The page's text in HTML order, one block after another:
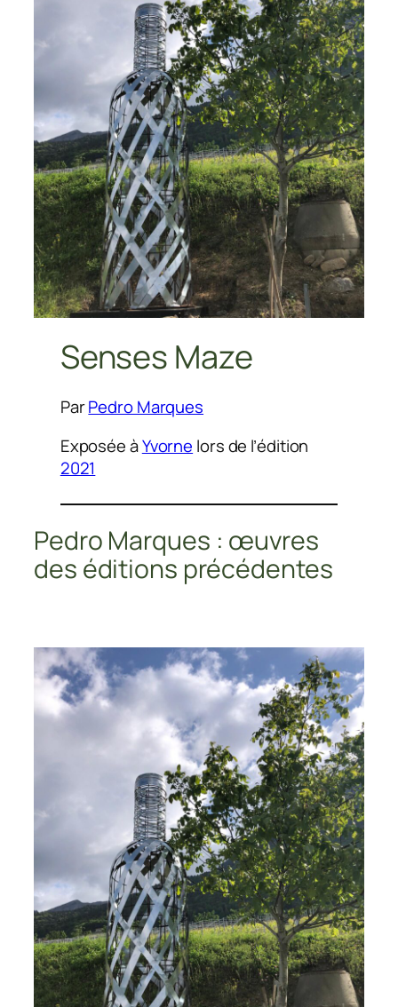
Senses Maze
ParPedro Marques
Exposée àYvorne lors de l’édition
2021
Pedro Marques : œuvres
des éditions précédentes